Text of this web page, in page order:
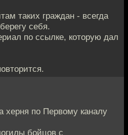
таких граждан - всегда
себя.
по ссылке, которую дал
херня по Первому каналу
бойцов с